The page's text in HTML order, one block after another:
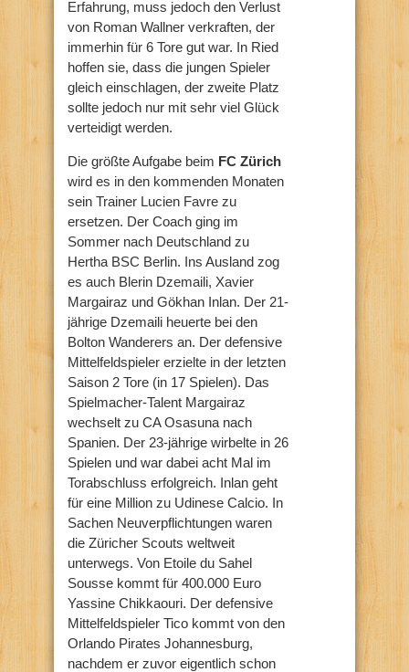
Erfahrung, muss jedoch den Verlust
von Roman Wallner verkraften, der
immerhin für 6 Tore gut war. In Ried
hoffen sie, dass die jungen Spieler
gleich einschlagen, der zweite Platz
sollte jedoch nur mit sehr viel Glück
verteidigt werden.
Die größte Aufgabe beim FC Zürich
wird es in den kommenden Monaten
sein Trainer Lucien Favre zu
ersetzen. Der Coach ging im
Sommer nach Deutschland zu
Hertha BSC Berlin. Ins Ausland zog
es auch Blerin Dzemaili, Xavier
Margairaz und Gökhan Inlan. Der 21-
jährige Dzemaili heuerte bei den
Bolton Wanderers an. Der defensive
Mittelfeldspieler erzielte in der letzten
Saison 2 Tore (in 17 Spielen). Das
Spielmacher-Talent Margairaz
wechselt zu CA Osasuna nach
Spanien. Der 23-jährige wirbelte in 26
Spielen und war dabei acht Mal im
Torabschluss erfolgreich. Inlan geht
für eine Million zu Udinese Calcio. In
Sachen Neuverpflichtungen waren
die Züricher Scouts weltweit
unterwegs. Von Etoile du Sahel
Sousse kommt für 400.000 Euro
Yassine Chikkaouri. Der defensive
Mittelfeldspieler Tico kommt von den
Orlando Pirates Johannesburg,
nachdem er zuvor eigentlich schon